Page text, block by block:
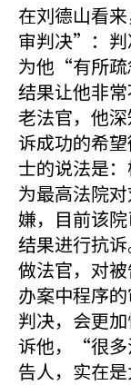
在刘德山看
审判决”：判
为他“有所
结果让他非
老法官，他
诉成功的希
士的说法是
为最高法院
嫌，目前该
结果进行抗
做法官，对
办案中程序
判决，会更
诉他，“很多
告人，实在